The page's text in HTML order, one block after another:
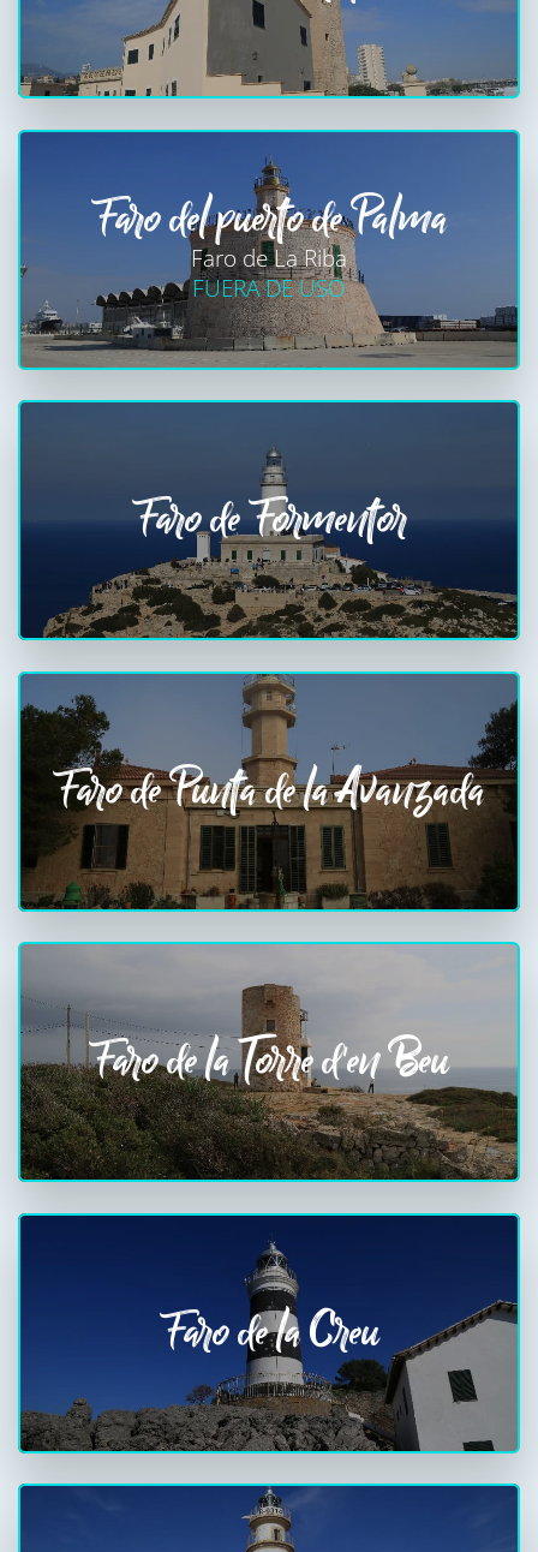
Faro del puerto de Palma
Faro de La Riba
FUERA DE USO
Faro de Formentor
Faro de Punta de la Avanzada
Faro de la Torre d'en Beu
Faro de la Creu